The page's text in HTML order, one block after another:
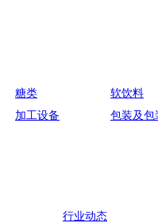
糖类
软饮料
加工设备 包装及包
行业动态